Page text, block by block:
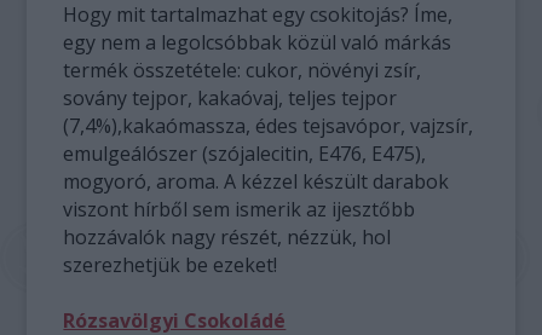
Hogy mit tartalmazhat egy csokitojás? Íme,
egy nem a legolcsóbbak közül való márkás
termék összetétele: cukor, növényi zsír,
sovány tejpor, kakaóvaj, teljes tejpor
(7,4%),kakaómassza, édes tejsavópor, vajzsír,
emulgeálószer (szójalecitin, E476, E475),
mogyoró, aroma. A kézzel készült darabok
viszont hírből sem ismerik az ijesztőbb
hozzávalók nagy részét, nézzük, hol
szerezhetjük be ezeket!
Rózsavölgyi Csokoládé